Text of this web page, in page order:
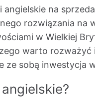
na
rozwiązania na
w Wielkiej
warto
ze sobą inwestycja